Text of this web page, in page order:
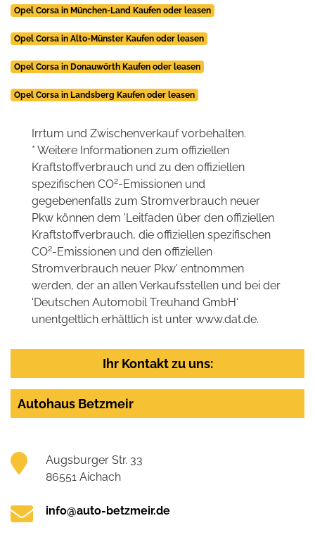
Opel Corsa in München-Land Kaufen oder leasen
Opel Corsa in Alto-Münster Kaufen oder leasen
Opel Corsa in Donauwörth Kaufen oder leasen
Opel Corsa in Landsberg Kaufen oder leasen
Irrtum und Zwischenverkauf vorbehalten.
* Weitere Informationen zum offiziellen
Kraftstoffverbrauch und zu den offiziellen
spezifischen CO2-Emissionen und
gegebenenfalls zum Stromverbrauch neuer
Pkw können dem 'Leitfaden über den offiziellen
Kraftstoffverbrauch, die offiziellen spezifischen
CO2-Emissionen und den offiziellen
Stromverbrauch neuer Pkw' entnommen
werden, der an allen Verkaufsstellen und bei der
'Deutschen Automobil Treuhand GmbH'
unentgeltlich erhältlich ist unter www.dat.de.
Ihr Kontakt zu uns:
Autohaus Betzmeir
Augsburger Str. 33
86551 Aichach
info@auto-betzmeir.de